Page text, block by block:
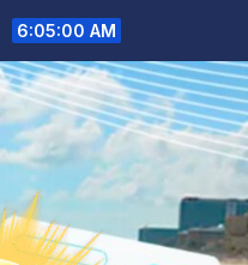
6:05:01 AM